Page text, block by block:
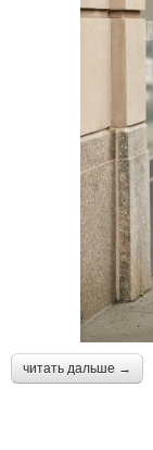
читать дальше →